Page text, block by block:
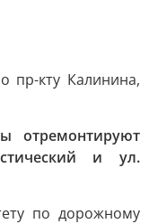
пр-кту Калинина,
отремонтируют
и ул.
по дорожному